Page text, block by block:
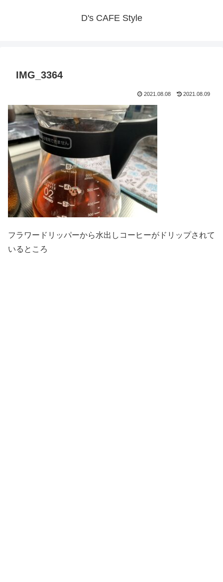
D's CAFE Style
IMG_3364
2021.08.08 2021.08.09
フラワードリッパーから水出しコーヒーがドリップされて
いるところ